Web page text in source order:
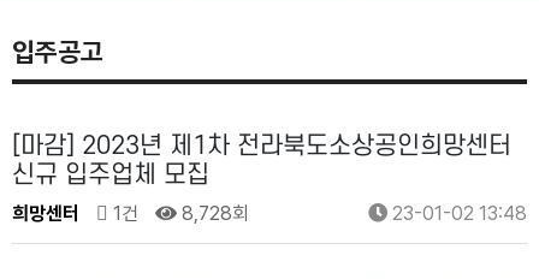
입주공고
[마감] 2023년 제1차 전라북도소상공인희망센터
신규 입주업체 모집
희망센터 1건 8,728회 23-01-02 13:48